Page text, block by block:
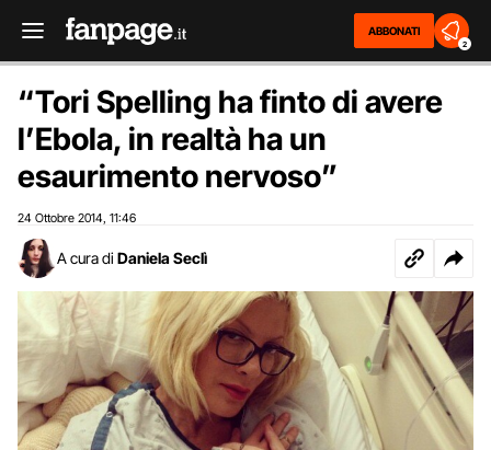
ABBONATI
2
“Tori Spelling ha finto di avere
l’Ebola, in realtà ha un
esaurimento nervoso”
24 Ottobre 2014 11:46
A cura di Daniela Seclì